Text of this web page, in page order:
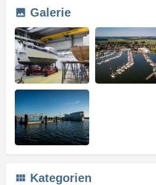
Galerie
Kategorien